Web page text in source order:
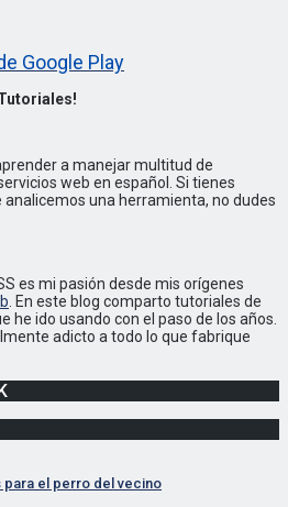
Google Play
a manejar multitud de
web en español. Si tienes
una herramienta, no dudes
es mi pasión desde mis orígenes
. En este blog comparto tutoriales de
he ido usando con el paso de los años.
adicto a todo lo que fabrique
el perro del vecino